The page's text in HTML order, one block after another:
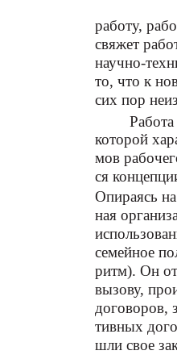
работу,
свяжет
научно-
то, что к
сих пор
которой
мов
ся
Опираясь
ная
семейное
ритм). Он
вызову,
договоров,
тивных
шли свое